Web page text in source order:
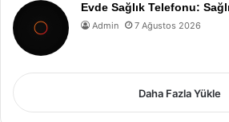
Evde Sağlık Telefonu:
Admin 7 Ağustos 2026
Daha Fazla Yükle